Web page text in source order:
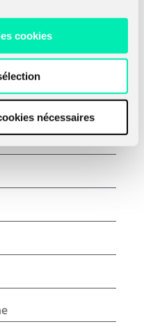
cookies
nécessaires
une
notre
par ici :